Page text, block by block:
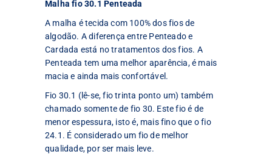
Malha fio 30.1 Penteada
A malha é tecida com 100% dos fios de
algodão. A diferença entre Penteado e
Cardada está no tratamentos dos fios. A
Penteada tem uma melhor aparência, é mais
macia e ainda mais confortável.
Fio 30.1 (lê-se, fio trinta ponto um) também
chamado somente de fio 30. Este fio é de
menor espessura, isto é, mais fino que o fio
24.1. É considerado um fio de melhor
qualidade, por ser mais leve.